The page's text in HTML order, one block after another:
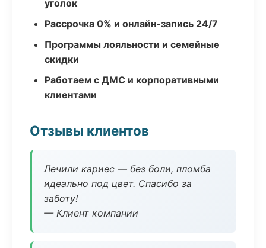
уголок
Рассрочка 0% и онлайн-запись 24/7
Программы лояльности и семейные
скидки
Работаем с ДМС и корпоративными
клиентами
Отзывы клиентов
Лечили кариес — без боли, пломба
идеально под цвет. Спасибо за
заботу!
— Клиент компании